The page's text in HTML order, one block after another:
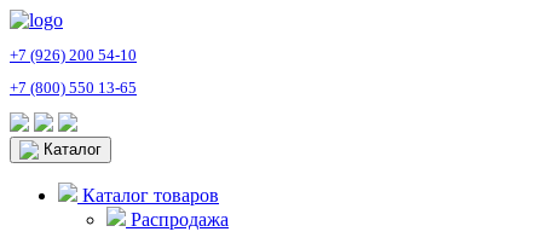
+7 (926) 200 54-10
+7 (800) 550 13-65
Каталог
Каталог товаров
Распродажа